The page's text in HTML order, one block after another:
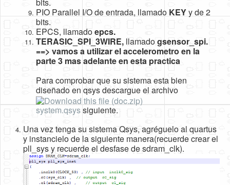
PIO Parallel I/O de entrada, llamado KEYy de 2
bits.
EPCS, llamadoepcs.
TERASIC_SPI_3WIRE, llamadogsensor_spi.
==> vamos a utilizar el accelerometro en la
parte 3 mas adelante en esta practica
Para comprobar que su sistema esta bien
diseñado en qsys descargue el archivo
system.qsyssiguiente.
Una vez tenga su sistema Qsys, agréguelo al quartus
y instancielo de la siguiente manera(recuerde crear el
pll_sys y recuerde el desfase de sdram_clk).